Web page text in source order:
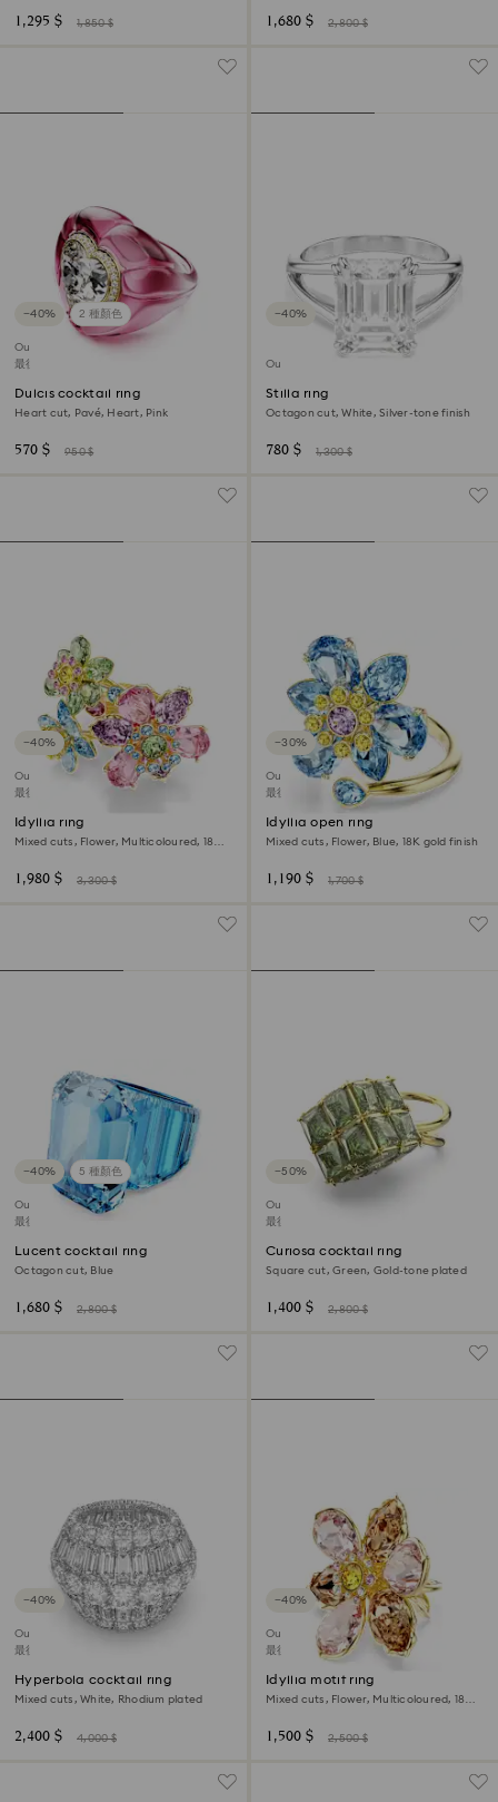
1,295 $ 1,850 $ 1,680 $ 2,800 $
−40% 2 種顏色
Outlet
最後機會購買
Dulcis cocktail ring
Heart cut, Pavé, Heart, Pink
570 $ 950 $
−40%
Outlet
Stilla ring
Octagon cut, White, Silver-tone finish
780 $ 1,300 $
−40%
Outlet
最後機會購買
Idyllia ring
Mixed cuts, Flower, Multicoloured, 18K
1,980 $ 3,300 $
−30%
Outlet
最後機會購買
Idyllia open ring
Mixed cuts, Flower, Blue, 18K gold finish
1,190 $ 1,700 $
−40% 5 種顏色
Outlet
最後機會購買
Lucent cocktail ring
Octagon cut, Blue
1,680 $ 2,800 $
−50%
Outlet
最後機會購買
Curiosa cocktail ring
Square cut, Green, Gold-tone plated
1,400 $ 2,800 $
−40%
Outlet
最後機會購買
Hyperbola cocktail ring
Mixed cuts, White, Rhodium plated
2,400 $ 4,000 $
−40%
Outlet
最後機會購買
Idyllia motif ring
Mixed cuts, Flower, Multicoloured, 18K
1,500 $ 2,500 $